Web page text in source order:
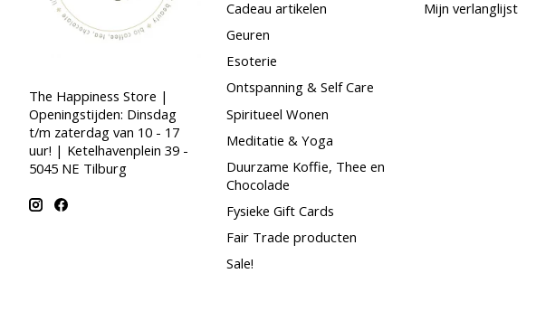
The Happiness Store |
Openingstijden: Dinsdag
t/m zaterdag van 10 - 17
uur! | Ketelhavenplein 39 -
5045 NE Tilburg
Cadeau artikelen
Geuren
Esoterie
Ontspanning & Self Care
Spiritueel Wonen
Meditatie & Yoga
Duurzame Koffie, Thee en
Chocolade
Fysieke Gift Cards
Fair Trade producten
Sale!
Mijn verlanglijst